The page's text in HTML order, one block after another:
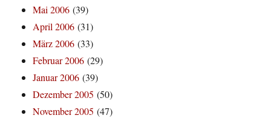
Mai 2006 (39)
April 2006 (31)
März 2006 (33)
Februar 2006 (29)
Januar 2006 (39)
Dezember 2005 (50)
November 2005 (47)